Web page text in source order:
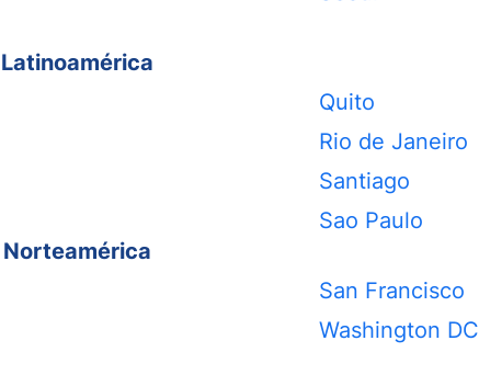
Latinoamérica
Quito
Rio de Janeiro
Santiago
Sao Paulo
Norteamérica
San Francisco
Washington DC